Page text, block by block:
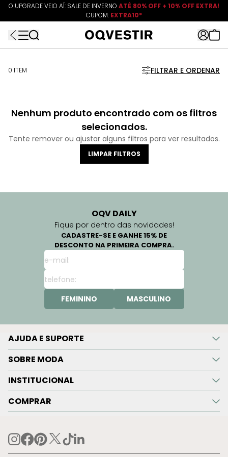
O UPGRADE VEIO AÍ: SALE DE INVERNO ATÉ 80% OFF + 10% OFF EXTRA!
CUPOM: EXTRA10*
FRETEAPP
R$499*
0 ITEM FILTRAR E ORDENAR
Nenhum produto encontrado com os filtros
selecionados.
Tente remover ou ajustar alguns filtros para ver resultados.
LIMPAR FILTROS
OQV DAILY
Fique por dentro das novidades!
CADASTRE-SE E GANHE 15% DE
DESCONTO NA PRIMEIRA COMPRA.
FEMININO MASCULINO
AJUDA E SUPORTE
SOBRE MODA
INSTITUCIONAL
COMPRAR